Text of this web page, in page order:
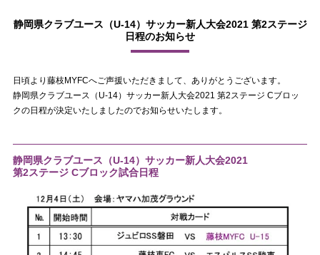
静岡県クラブユース（U-14）サッカー新人大会2021 第2ステージ
日程のお知らせ
日頃より藤枝MYFCへご声援いただきまして、ありがとうございます。
静岡県クラブユース（U-14）サッカー新人大会2021 第2ステージ Cブロッ
クの日程が決定いたしましたのでお知らせいたします。
静岡県クラブユース（U-14）サッカー新人大会2021
第2ステージ Cブロック試合日程